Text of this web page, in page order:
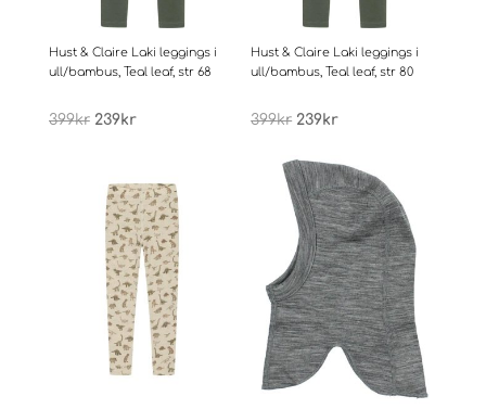
Hust & Claire Laki leggings i
ull/bambus, Teal leaf, str 68
399kr
Opprinnelig
399kr.
239kr
239kr.
Hust & Claire Laki leggings i
ull/bambus, Teal leaf, str 80
399kr
Opprinnelig
var:
399kr.
239kr
er:
239kr.